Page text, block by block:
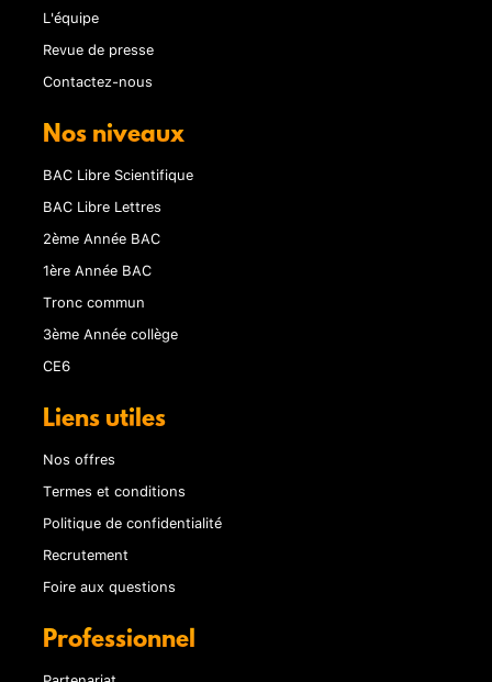
L'équipe
Revue de presse
Contactez-nous
Nos niveaux
BAC Libre Scientifique
BAC Libre Lettres
2ème Année BAC
1ère Année BAC
Tronc commun
3ème Année collège
CE6
Liens utiles
Nos offres
Termes et conditions
Politique de confidentialité
Recrutement
Foire aux questions
Professionnel